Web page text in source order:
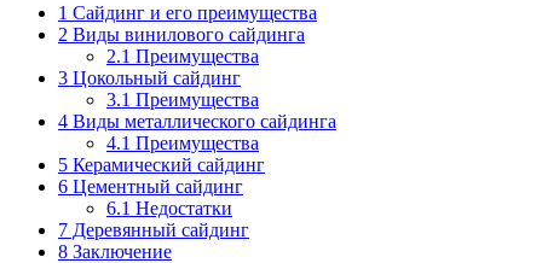
1 Сайдинг и его преимущества
2 Виды винилового сайдинга
2.1 Преимущества
3 Цокольный сайдинг
3.1 Преимущества
4 Виды металлического сайдинга
4.1 Преимущества
5 Керамический сайдинг
6 Цементный сайдинг
6.1 Недостатки
7 Деревянный сайдинг
8 Заключение